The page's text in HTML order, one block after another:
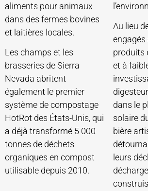
aliments pour animaux
dans des fermes bovines
et laitières locales.
Les champs et les
brasseries de Sierra
Nevada abritent
également le premier
système de compostage
HotRot des États-Unis, qui
a déjà transformé 5 000
tonnes de déchets
organiques en compost
utilisable depuis 2010.
Au lieu
engagés
produits
et à
dans le
solaire
bière
leurs